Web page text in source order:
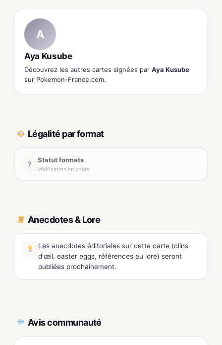
A
Aya Kusube
Découvrez les autres cartes signées par Aya Kusube
sur Pokemon-France.com.
Légalité par format
? Statut formats
Vérification en cours
Anecdotes & Lore
Les anecdotes éditoriales sur cette carte (clins
d'œil, easter eggs, références au lore) seront
publiées prochainement.
Avis communauté